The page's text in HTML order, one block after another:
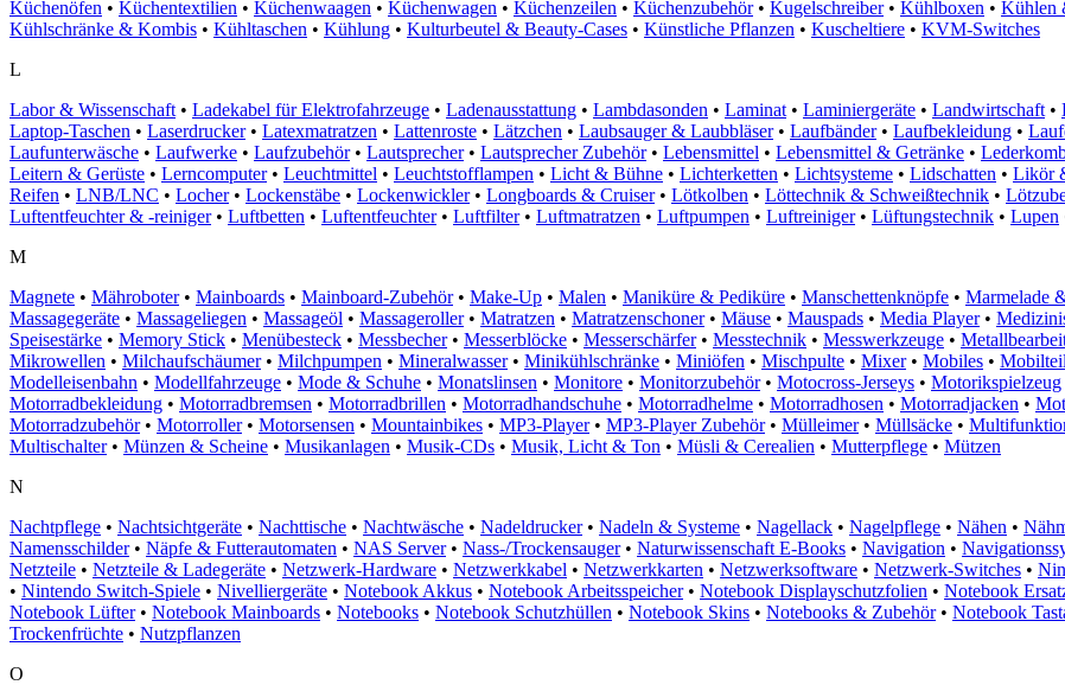
Küchenöfen • Küchentextilien • Küchenwaagen • Küchenwagen • Küchenzeilen • Küchenzubehör • Kugelschreiber • Kühlboxen • Kühlen
Kühlschränke & Kombis • Kühltaschen • Kühlung • Kulturbeutel & Beauty-Cases • Künstliche Pflanzen • Kuscheltiere • KVM-Switches
L
Labor & Wissenschaft • Ladekabel für Elektrofahrzeuge • Ladenausstattung • Lambdasonden • Laminat • Laminiergeräte • Landwirtschaft •
Laptop-Taschen • Laserdrucker • Latexmatratzen • Lattenroste • Lätzchen • Laubsauger & Laubbläser • Laufbänder • Laufbekleidung •
Laufunterwäsche • Laufwerke • Laufzubehör • Lautsprecher • Lautsprecher Zubehör • Lebensmittel • Lebensmittel & Getränke •
Leitern & Gerüste • Lerncomputer • Leuchtmittel • Leuchtstofflampen • Licht & Bühne • Lichterketten • Lichtsysteme • Lidschatten • Likör
Reifen • LNB/LNC • Locher • Lockenstäbe • Lockenwickler • Longboards & Cruiser • Lötkolben • Löttechnik & Schweißtechnik •
Luftentfeuchter & -reiniger • Luftbetten • Luftentfeuchter • Luftfilter • Luftmatratzen • Luftpumpen • Luftreiniger • Lüftungstechnik • Lupen
M
Magnete • Mähroboter • Mainboards • Mainboard-Zubehör • Make-Up • Malen • Maniküre & Pediküre • Manschettenknöpfe • Marmelade
Massagegeräte • Massageliegen • Massageöl • Massageroller • Matratzen • Matratzenschoner • Mäuse • Mauspads • Media Player •
Speisestärke • Memory Stick • Menübesteck • Messbecher • Messerblöcke • Messerschärfer • Messtechnik • Messwerkzeuge •
Mikrowellen • Milchaufschäumer • Milchpumpen • Mineralwasser • Minikühlschränke • Miniöfen • Mischpulte • Mixer • Mobiles •
Modelleisenbahn • Modellfahrzeuge • Mode & Schuhe • Monatslinsen • Monitore • Monitorzubehör • Motocross-Jerseys • Motorikspielzeug
Motorradbekleidung • Motorradbremsen • Motorradbrillen • Motorradhandschuhe • Motorradhelme • Motorradhosen • Motorradjacken •
Motorradzubehör • Motorroller • Motorsensen • Mountainbikes • MP3-Player • MP3-Player Zubehör • Mülleimer • Müllsäcke •
Multischalter • Münzen & Scheine • Musikanlagen • Musik-CDs • Musik, Licht & Ton • Müsli & Cerealien • Mutterpflege • Mützen
N
Nachtpflege • Nachtsichtgeräte • Nachttische • Nachtwäsche • Nadeldrucker • Nadeln & Systeme • Nagellack • Nagelpflege • Nähen •
Namensschilder • Näpfe & Futterautomaten • NAS Server • Nass-/Trockensauger • Naturwissenschaft E-Books • Navigation •
Netzteile • Netzteile & Ladegeräte • Netzwerk-Hardware • Netzwerkkabel • Netzwerkkarten • Netzwerksoftware • Netzwerk-Switches •
• Nintendo Switch-Spiele • Nivelliergeräte • Notebook Akkus • Notebook Arbeitsspeicher • Notebook Displayschutzfolien • Notebook
Notebook Lüfter • Notebook Mainboards • Notebooks • Notebook Schutzhüllen • Notebook Skins • Notebooks & Zubehör • Notebook
Trockenfrüchte • Nutzpflanzen
O